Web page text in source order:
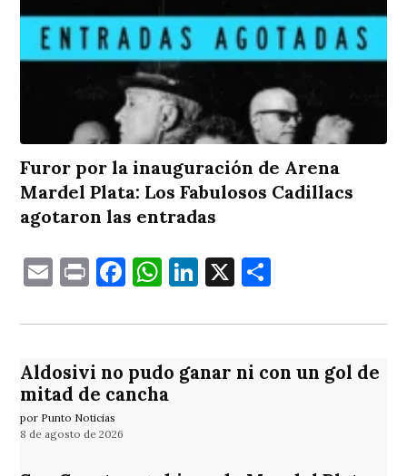
Furor por la inauguración de Arena
Mardel Plata: Los Fabulosos Cadillacs
agotaron las entradas
EmailPrintFacebook
WhatsApp
LinkedIn
X
Aldosivi no pudo ganar ni con un gol de
mitad de cancha
por Punto Noticias
8 de agosto de 2026